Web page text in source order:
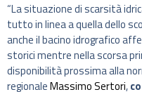
“La situazione di scarsità
tutto in linea a quella dello
anche il bacino idrografico
storici mentre nella scorsa
disponibilità prossima alla
regionaleMassimo Sertori,